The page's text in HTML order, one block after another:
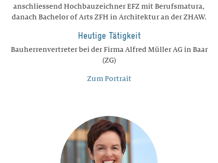
anschliessend Hochbauzeichner EFZ mit Berufsmatura,
danach Bachelor of Arts ZFH in Architektur an der ZHAW.
Heutige Tätigkeit
Bauherrenvertreter bei der Firma Alfred Müller AG in Baar
(ZG)
Zum Portrait